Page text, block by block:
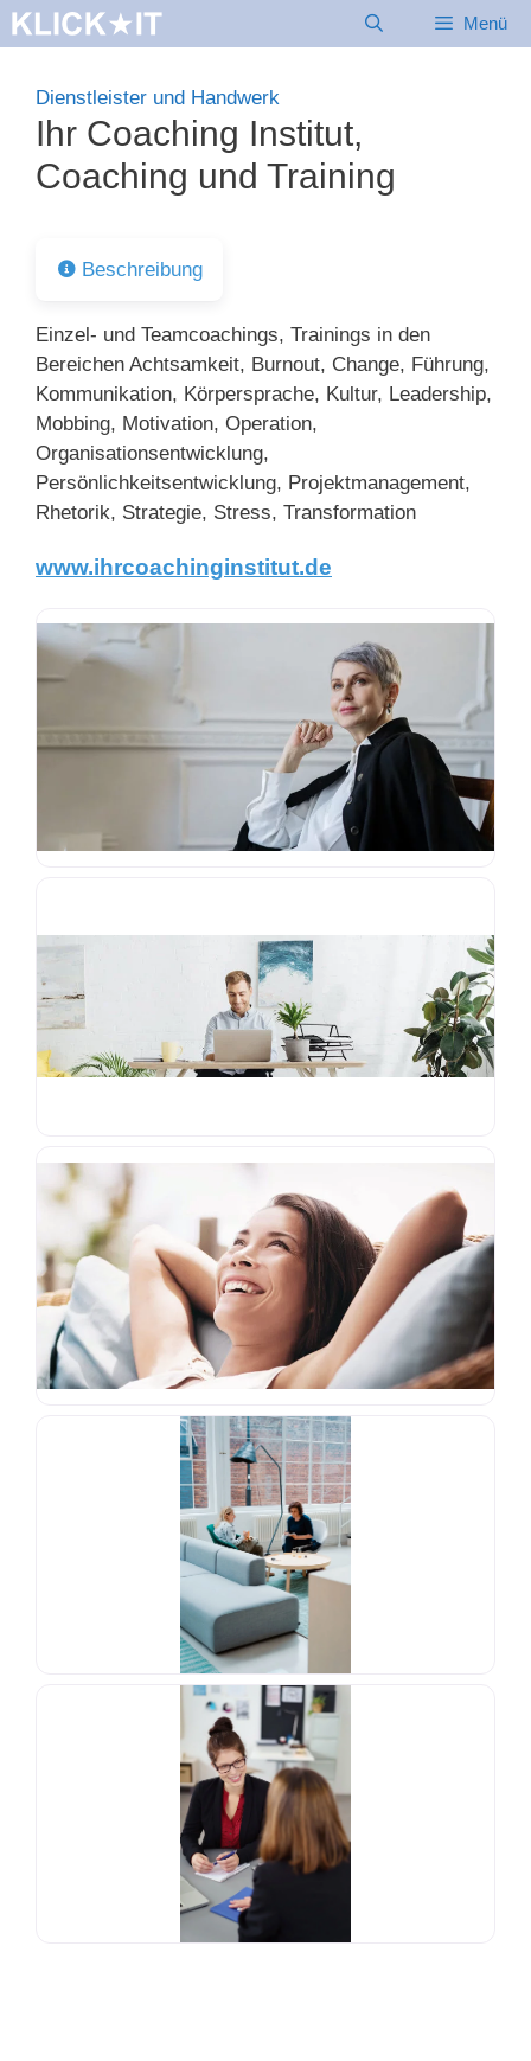
Zum
Inhalt
Menü
Dienstleister und Handwerk
Ihr Coaching Institut,
Coaching und Training
Beschreibung
Einzel- und Teamcoachings‎, Trainings in den
Bereichen Achtsamkeit, Burnout, Change, Führung,
Kommunikation, Körpersprache, Kultur, Leadership,
Mobbing, Motivation, Operation,
Organisationsentwicklung,
Persönlichkeitsentwicklung, Projektmanagement,
Rhetorik, Strategie, Stress, Transformation
www.ihrcoachinginstitut.de